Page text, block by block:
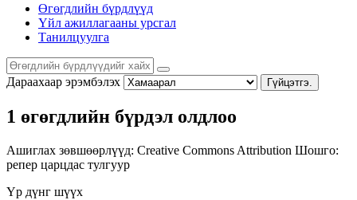
Өгөгдлийн бүрдлүүд
Үйл ажиллагааны урсгал
Танилцуулга
Дараахаар эрэмбэлэх Гүйцэтгэ.
1 өгөгдлийн бүрдэл олдлоо
Ашиглах зөвшөөрлүүд: Creative Commons Attribution Шошго:
репер царцдас тулгуур
Үр дүнг шүүх